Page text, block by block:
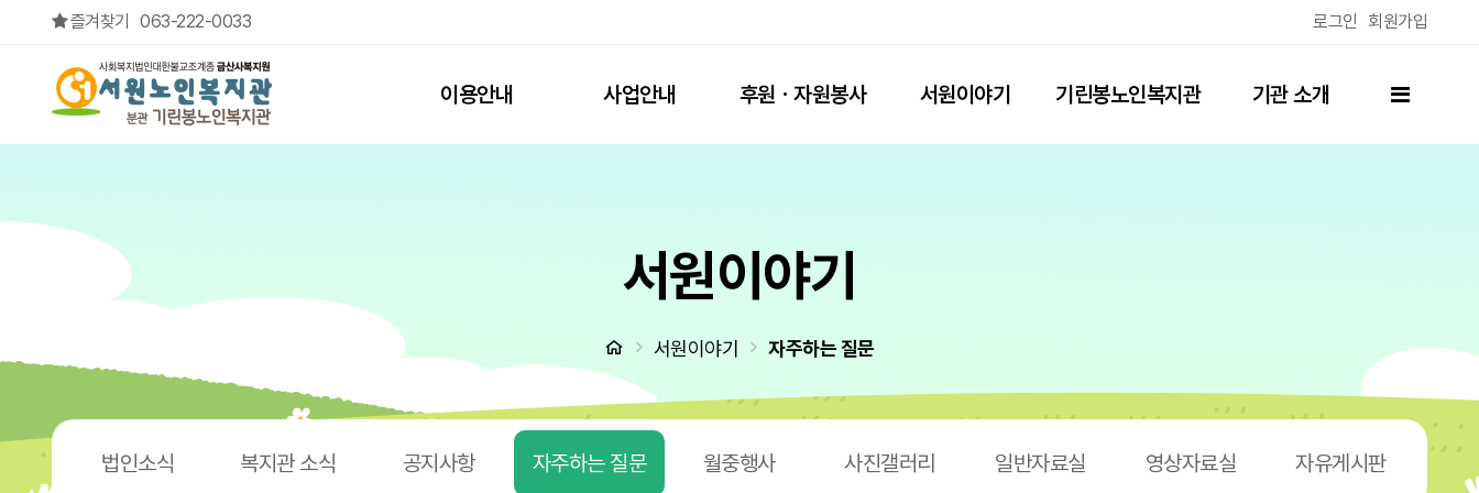
노인복지관은 누가 이용할 수 있나요? > 자주하는 질문
즐겨찾기 063-222-0033 로그인 회원가입
이용안내 사업안내 후원ㆍ자원봉사 서원이야기 기린봉노인복지관 기관 소개 전체메
서원이야기
처음으로
서원이야기 자주하는 질문
법인소식 복지관 소식 공지사항 자주하는 질문 월중행사 사진갤러리 일반자료실 영상자료실 자유게시판